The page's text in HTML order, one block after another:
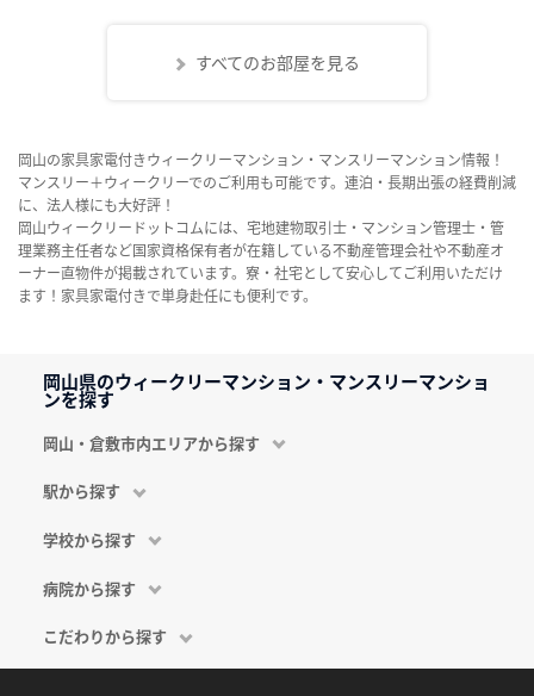
すべてのお部屋を見る
岡山の家具家電付きウィークリーマンション・マンスリーマンション情報！
マンスリー＋ウィークリーでのご利用も可能です。連泊・長期出張の経費削減
に、法人様にも大好評！
岡山ウィークリードットコムには、宅地建物取引士・マンション管理士・管
理業務主任者など国家資格保有者が在籍している不動産管理会社や不動産オ
ーナー直物件が掲載されています。寮・社宅として安心してご利用いただけ
ます！家具家電付きで単身赴任にも便利です。
岡山県のウィークリーマンション・マンスリーマンショ
ンを探す
岡山・倉敷市内エリアから探す
駅から探す
学校から探す
病院から探す
こだわりから探す